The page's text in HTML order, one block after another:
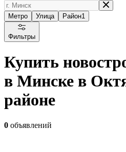
Метро Улица Район1
Фильтры
Купить
в Минске в
районе
0 объявлений